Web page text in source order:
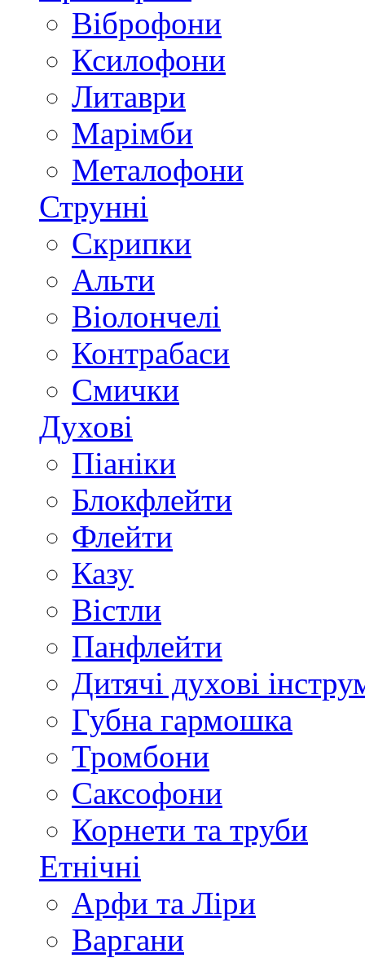
Віброфони
Ксилофони
Литаври
Марімби
Металофони
Струнні
Скрипки
Альти
Віолончелі
Контрабаси
Смички
Духові
Піаніки
Блокфлейти
Флейти
Казу
Вістли
Панфлейти
Дитячі духові
Губна гармошка
Тромбони
Саксофони
Корнети та труби
Етнічні
Арфи та Ліри
Варгани